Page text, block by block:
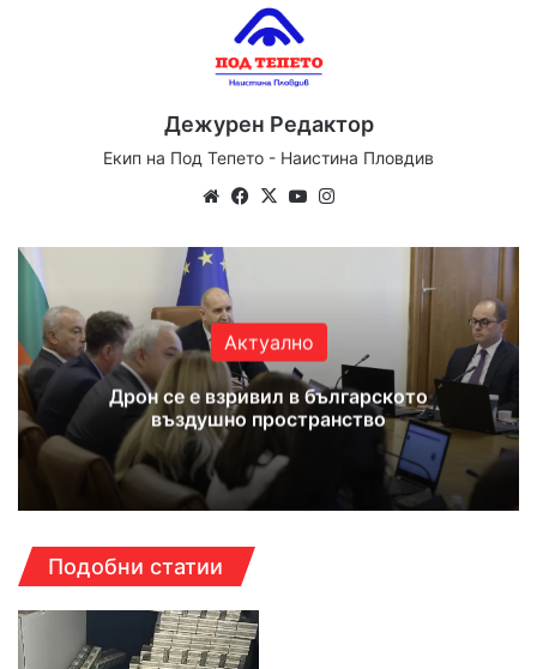
Дежурен Редактор
Екип на Под Тепето - Наистина Пловдив
WebsiteFacebook
X YouTube
Актуално
Дрон се е взривил в българското
въздушно пространство
Подобни статии